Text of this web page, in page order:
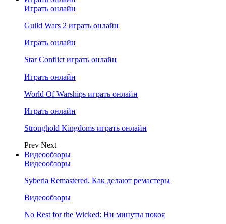
Играть онлайн
Guild Wars 2 играть онлайн
Играть онлайн
Star Conflict играть онлайн
Играть онлайн
World Of Warships играть онлайн
Играть онлайн
Stronghold Kingdoms играть онлайн
Prev Next
Видеообзоры
Видеообзоры
Syberia Remastered. Как делают ремастеры
Видеообзоры
No Rest for the Wicked: Ни минуты покоя